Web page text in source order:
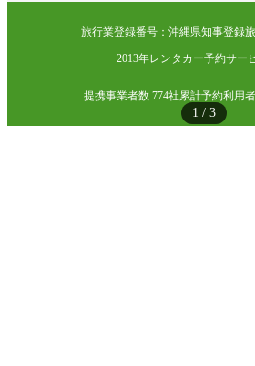
1 / 3
旅行業登録番号：沖縄県知事登録
2013年レンタカー予約サー
提携事業者数 774社累計予約利用